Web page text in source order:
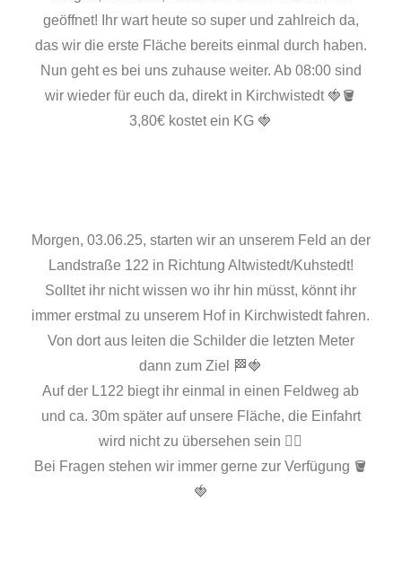
geöffnet! Ihr wart heute so super und zahlreich da,
das wir die erste Fläche bereits einmal durch haben.
Nun geht es bei uns zuhause weiter. Ab 08:00 sind
wir wieder für euch da, direkt in Kirchwistedt 🍓🪣
3,80€ kostet ein KG 🍓
Morgen, 03.06.25, starten wir an unserem Feld an der
Landstraße 122 in Richtung Altwistedt/Kuhstedt!
Solltet ihr nicht wissen wo ihr hin müsst, könnt ihr
immer erstmal zu unserem Hof in Kirchwistedt fahren.
Von dort aus leiten die Schilder die letzten Meter
dann zum Ziel 🏁🍓
Auf der L122 biegt ihr einmal in einen Feldweg ab
und ca. 30m später auf unsere Fläche, die Einfahrt
wird nicht zu übersehen sein ☝🏼
Bei Fragen stehen wir immer gerne zur Verfügung 🪣
🍓